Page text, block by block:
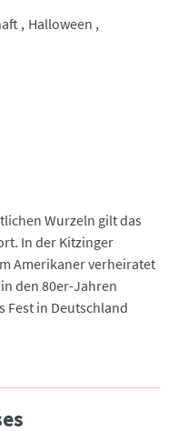
Halloween
Wurzeln gilt das
In der Kitzinger
Amerikaner verheiratet
den 80er-Jahren
Fest in Deutschland